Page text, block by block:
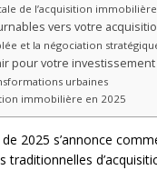
de l’acquisition immobilière
vers votre
et la négociation
pour votre
urbaines
immobilière en 2025
2025 s’annonce
traditionnelles